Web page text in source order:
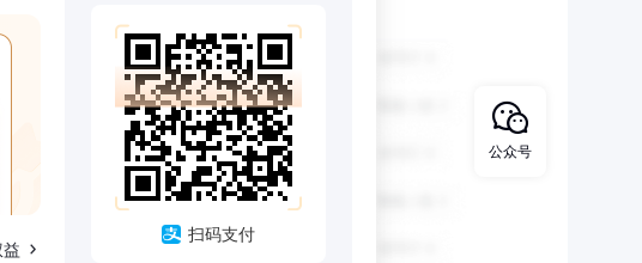
扫码支付
公众号